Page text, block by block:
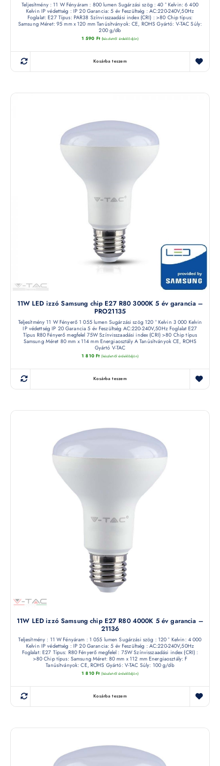
Teljesítmény : 11 W Fényáram : 800 lumen Sugárzási szög : 40 ° Kelvin: 6 400
Kelvin IP védettség : IP 20 Garancia: 5 év Feszültség : AC:220-240V,50Hz
Foglalat: E27 Típus: PAR38 Színvisszaadási index (CRI) : >80 Chip típus:
Samsung Méret: 95 mm x 120 mm Tanúsítványok: CE, ROHS Gyártó: V-TAC Súly:
200 g/db
1 590 Ft (készletről érdeklődjön)
Kosárba teszem
11W LED izzó Samsung chip E27 R80 3000K 5 év garancia –
PRO21135
Teljesítmény 11 W Fényerő 1 055 lumen Sugárzási szög 120 ° Kelvin 3 000 Kelvin
IP védettség IP 20 Garancia 5 év Feszültség AC:220-240V,50Hz Foglalat E27
Típus R80 Fényerő megfelel 75W Színvisszaadási index (CRI) >80 Chip típus
Samsung Méret 80 mm x 114 mm Energiaosztály A Tanúsítványok CE, ROHS
Gyártó V-TAC
1 810 Ft (készletről érdeklődjön)
Kosárba teszem
11W LED izzó Samsung chip E27 R80 4000K 5 év garancia –
21136
Teljesítmény : 11 W Fényáram : 1 055 lumen Sugárzási szög : 120 ° Kelvin: 4 000
Kelvin IP védettség : IP 20 Garancia: 5 év Feszültség : AC:220-240V,50Hz
Foglalat: E27 Típus: R80 Fényerő megfelel : 75W Színvisszaadási index (CRI) :
>80 Chip típus: Samsung Méret: 80 mm x 112 mm Energiaosztály: F
Tanúsítványok: CE, ROHS Gyártó: V-TAC Súly: 100 g/db
1 810 Ft (készletről érdeklődjön)
Kosárba teszem